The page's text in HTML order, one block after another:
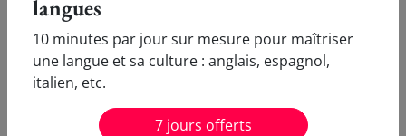
El tapabocas
El pasaboca
El barbijo
El bar de tapas
langues
10 minutes par jour sur mesure pour maîtriser
une langue et sa culture : anglais, espagnol,
italien, etc.
7 jours offerts